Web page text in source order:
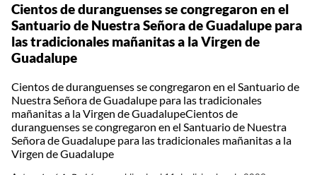
Cientos de duranguenses se congregaron en el
Santuario de Nuestra Señora de Guadalupe para
las tradicionales mañanitas a la Virgen de
Guadalupe
Cientos de duranguenses se congregaron en el Santuario de
Nuestra Señora de Guadalupe para las tradicionales
mañanitas a la Virgen de GuadalupeCientos de
duranguenses se congregaron en el Santuario de Nuestra
Señora de Guadalupe para las tradicionales mañanitas a la
Virgen de Guadalupe